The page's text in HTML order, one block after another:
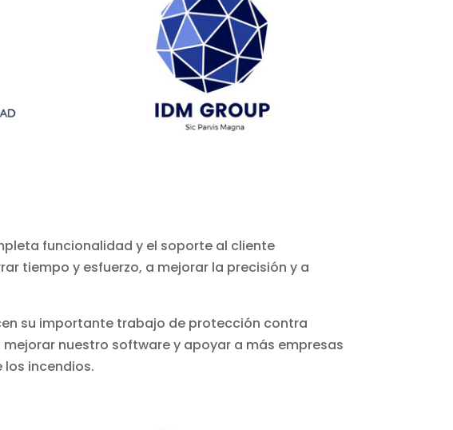
funcionalidad y el soporte al cliente
tiempo y esfuerzo, a mejorar la precisión y a
su importante trabajo de protección contra
nuestro software y apoyar a más empresas
incendios.